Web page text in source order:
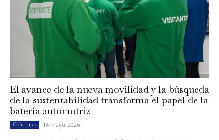
El avance de la nueva movilidad y la búsqueda
de la sustentabilidad transforma el papel de la
batería automotriz
Coberturas 14 mayo, 2026